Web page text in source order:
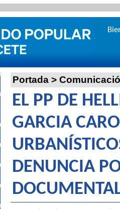
Portada >
EL PP DE
GARCIA
DENUNCIA